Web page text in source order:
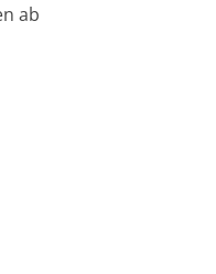
ab